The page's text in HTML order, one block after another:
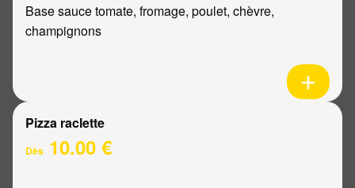
Base sauce tomate, fromage, poulet, chèvre,
champignons
Pizza raclette
Dès 10.00 €